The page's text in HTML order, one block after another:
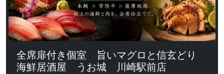
全席扉付き個室 旨いマグロと信玄どり
海鮮居酒屋 うお城 川崎駅前店